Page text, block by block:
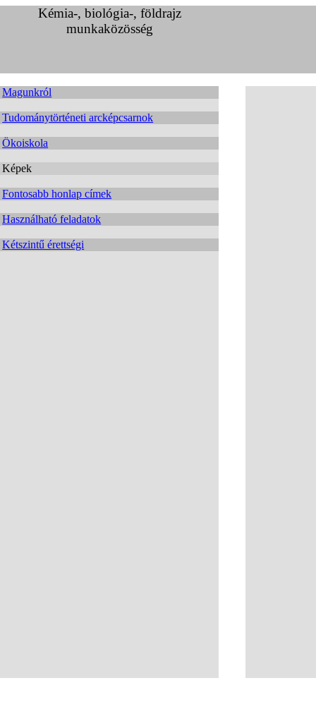
Kémia-, biológia-, földrajz
munkaközösség
Magunkról
Tudománytörténeti arcképcsarnok
Ökoiskola
Képek
Fontosabb honlap címek
Használható feladatok
Kétszintű érettségi